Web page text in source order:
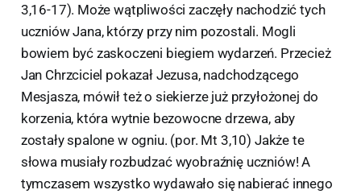
3,16-17). Może wątpliwości zaczęły nachodzić tych
uczniów Jana, którzy przy nim pozostali. Mogli
bowiem być zaskoczeni biegiem wydarzeń. Przecież
Jan Chrzciciel pokazał Jezusa, nadchodzącego
Mesjasza, mówił też o siekierze już przyłożonej do
korzenia, która wytnie bezowocne drzewa, aby
zostały spalone w ogniu. (por. Mt 3,10) Jakże te
słowa musiały rozbudzać wyobraźnię uczniów! A
tymczasem wszystko wydawało się nabierać innego